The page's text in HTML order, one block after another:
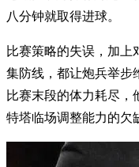
八分钟就取得进球。
比赛策略的失误，加上
集防线，都让炮兵举步
比赛末段的体力耗尽，
特塔临场调整能力的欠